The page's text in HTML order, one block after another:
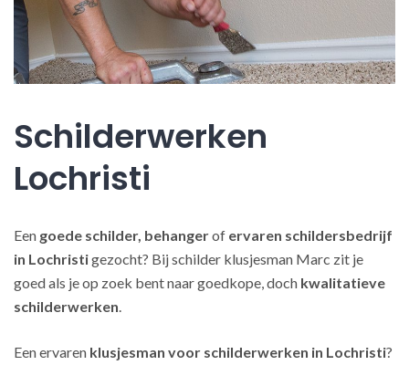
Schilderwerken
Lochristi
Een goede schilder, behangerof ervaren schildersbedrijf
in Lochristigezocht? Bij schilder klusjesman Marc zit je
goed als je op zoek bent naar goedkope, doch kwalitatieve
schilderwerken.
Een ervaren klusjesman voor schilderwerken in Lochristi?